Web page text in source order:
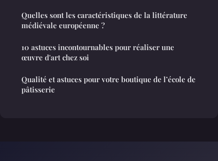
Quelles sont les caractéristiques de la littérature
médiévale européenne ?
10 astuces incontournables pour réaliser une
œuvre d'art chez soi
Qualité et astuces pour votre boutique de l’école de
pâtisserie